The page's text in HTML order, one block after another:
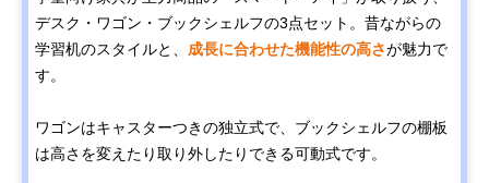
デスク・ワゴン・ブックシェルフの3点セット。昔ながらの
学習机のスタイルと、 成長に合わせた機能性の高さが魅力で
す。
ワゴンはキャスターつきの独立式で、ブックシェルフの棚板
は高さを変えたり取り外したりできる可動式です。